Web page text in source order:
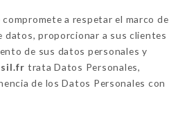
compromete a respetar el marco de
datos, proporcionar a sus clientes
de sus datos personales y
trata Datos Personales,
de los Datos Personales con